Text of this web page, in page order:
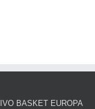
BASKET EUROPA